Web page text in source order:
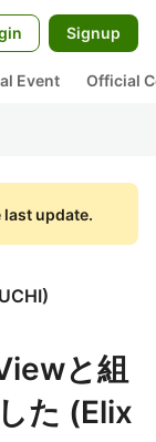
Signup
Event Official
last update.
)
と組
た (Elix